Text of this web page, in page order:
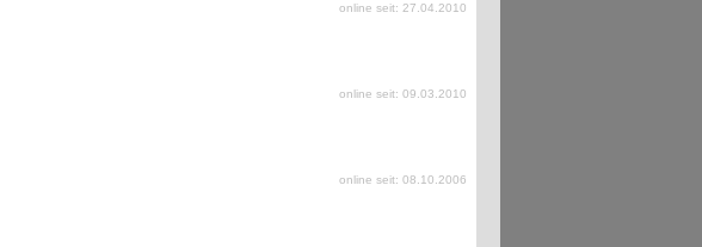
online seit: 27.04.2010
online seit: 09.03.2010
online seit: 08.10.2006